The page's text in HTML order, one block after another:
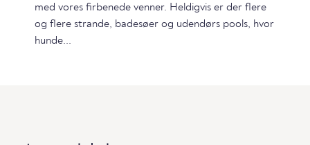
med vores firbenede venner. Heldigvis er der flere
og flere strande, badesøer og udendørs pools, hvor
hunde...